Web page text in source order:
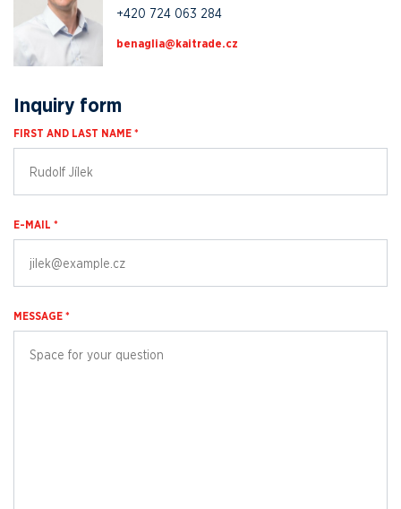
+420 724 063 284
zc.edartiak@ailganeb
Inquiry form
FIRST AND LAST NAME *
E-MAIL *
MESSAGE *